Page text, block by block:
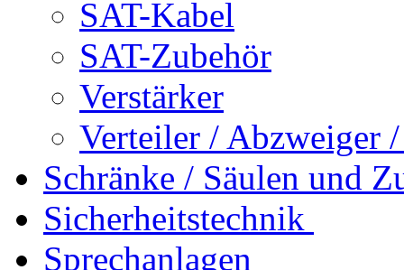
SAT-Kabel
SAT-Zubehör
Verstärker
Verteiler / Abzweiger
Schränke / Säulen und
Sicherheitstechnik
Sprechanlagen